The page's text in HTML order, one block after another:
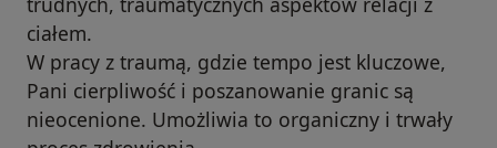
ciałem.
W pracy z traumą, gdzie tempo jest kluczowe,
Pani cierpliwość i poszanowanie granic są
nieocenione. Umożliwia to organiczny i trwały